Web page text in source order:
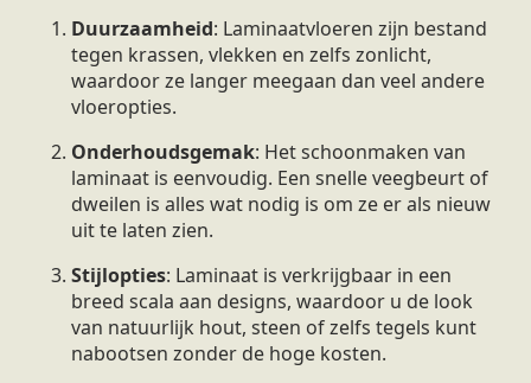
Duurzaamheid: Laminaatvloeren zijn bestand
tegen krassen, vlekken en zelfs zonlicht,
waardoor ze langer meegaan dan veel andere
vloeropties.
Onderhoudsgemak: Het schoonmaken van
laminaat is eenvoudig. Een snelle veegbeurt of
dweilen is alles wat nodig is om ze er als nieuw
uit te laten zien.
Stijlopties: Laminaat is verkrijgbaar in een
breed scala aan designs, waardoor u de look
van natuurlijk hout, steen of zelfs tegels kunt
nabootsen zonder de hoge kosten.